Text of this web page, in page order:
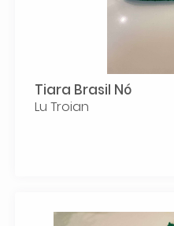
Tiara Brasil Nó
Lu Troian